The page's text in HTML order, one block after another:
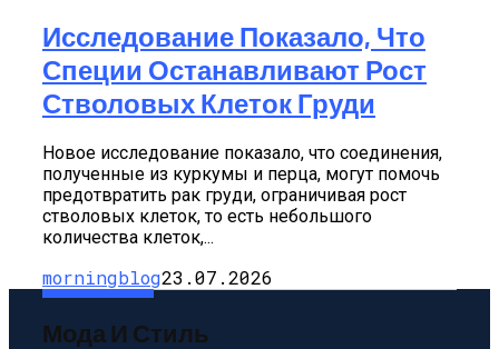
Исследование Показало, Что
Специи Останавливают Рост
Стволовых Клеток Груди
Новое исследование показало, что соединения,
полученные из куркумы и перца, могут помочь
предотвратить рак груди, ограничивая рост
стволовых клеток, то есть небольшого
количества клеток,...
morningblog23.07.2026
Мода И Стиль